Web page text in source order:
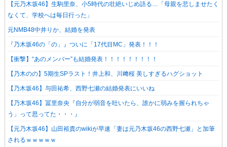
【元乃木坂46】生駒里奈、小5時代の壮絶いじめ語る…「母親を悲しませたく
なくて、学校へは毎日行った」
元NMB48中井りか、結婚を発表
『乃木坂46の「の」』ついに「17代目MC」発表！！！
【衝撃】“あのメンバー”も結婚発表！！！！！！！！！
【乃木のの】5期生SPラスト！井上和、川﨑桜 美しすぎるハグショット
【乃木坂46】与田祐希、西野七瀬の結婚発表にいいね
【乃木坂46】冨里奈央『自分が弱音を吐いたら、誰かに弱みを握られちゃ
う」って思ってた・・・』
【元乃木坂46】山田裕貴のwikiが早速「妻は元乃木坂46の西野七瀬」と加筆
されるｗｗｗｗｗ